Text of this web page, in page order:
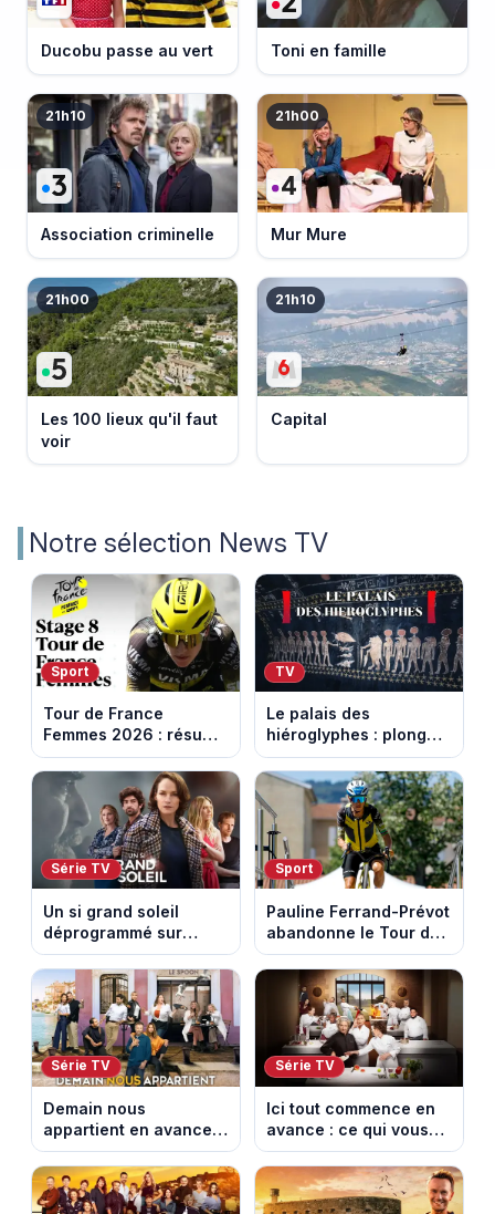
Ducobu passe au vert Toni en famille
21h10
Association criminelle
21h00
Mur Mure
21h00
Les 100 lieux qu'il faut
voir
21h10
Capital
Notre sélection News TV
Sport
Tour de France
Femmes 2026 : résumé
vidéo de la 9e étape
entre Sisteron et Nice
TV
Le palais des
hiéroglyphes : plongez
dans la tombe
égyptienne qui fascine
les archéologues
Série TV
Un si grand soleil
déprogrammé sur
France 3 : cinq
épisodes inédits
diffusés le 13 août
Sport
Pauline Ferrand-Prévot
abandonne le Tour de
France Femmes avant
la 8e étape
Série TV
Demain nous
appartient en avance :
ce qui vous attend la
semaine du 10 au 14
août 2026 (spoiler)
Série TV
Ici tout commence en
avance : ce qui vous
attend la semaine du
10 au 14 août 2026
(spoiler)